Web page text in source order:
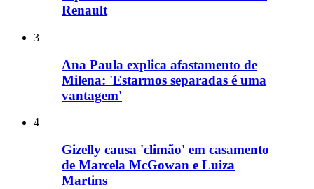
Renault
3
Ana Paula explica afastamento de
Milena: 'Estarmos separadas é uma
vantagem'
4
Gizelly causa 'climão' em casamento
de Marcela McGowan e Luiza
Martins